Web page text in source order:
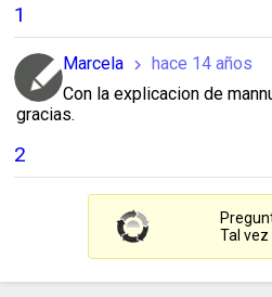
1
Marcela chevron_right hace 14 años
Con la explicacion de
gracias.
2
Tal